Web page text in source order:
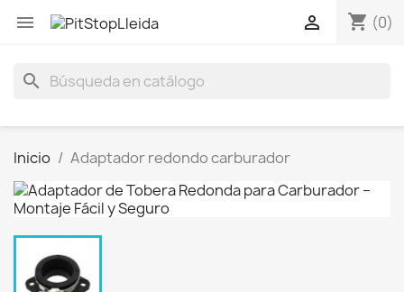
 shopping_cart (0)

search
Inicio Adaptador redondo carburador